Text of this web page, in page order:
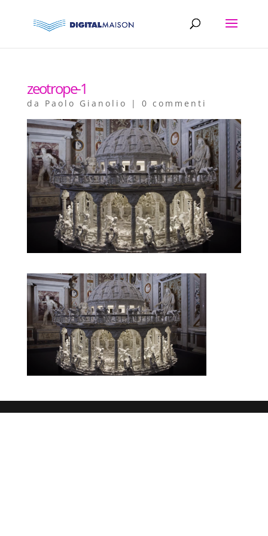
zeotrope-1
da Paolo Gianolio | 0 commenti